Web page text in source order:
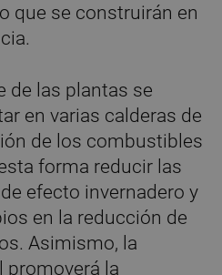
que se construirán en
de las plantas se
en varias calderas de
de los combustibles
forma reducir las
efecto invernadero y
en la reducción de
Asimismo, la
la